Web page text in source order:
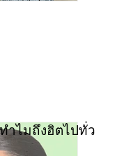
ำไมถึงฮิตไปทั่ว